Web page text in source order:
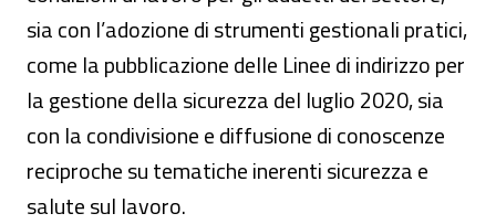
sia con l’adozione di strumenti gestionali pratici,
come la pubblicazione delle Linee di indirizzo per
la gestione della sicurezza del luglio 2020, sia
con la condivisione e diffusione di conoscenze
reciproche su tematiche inerenti sicurezza e
salute sul lavoro.